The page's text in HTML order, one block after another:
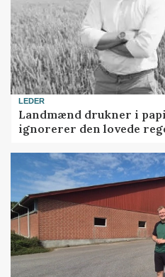
LEDER
Landmænd drukner i
ignorerer den lovede